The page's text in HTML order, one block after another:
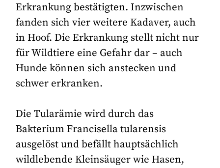
Erkrankung bestätigten. Inzwischen
fanden sich vier weitere Kadaver, auch
in Hoof. Die Erkrankung stellt nicht nur
für Wildtiere eine Gefahr dar – auch
Hunde können sich anstecken und
schwer erkranken.
Die Tularämie wird durch das
Bakterium Francisella tularensis
ausgelöst und befällt hauptsächlich
wildlebende Kleinsäuger wie Hasen,